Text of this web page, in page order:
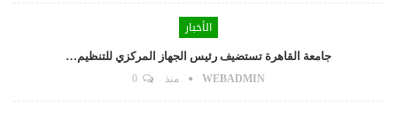
الأخبار
جامعة القاهرة تستضيف رئيس الجهاز المركزي للتنظيم…
WEBADMIN منذ